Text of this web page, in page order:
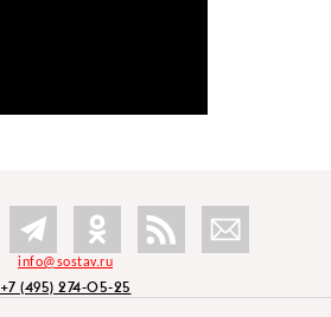
info@sostav.ru
+7 (495) 274-05-25